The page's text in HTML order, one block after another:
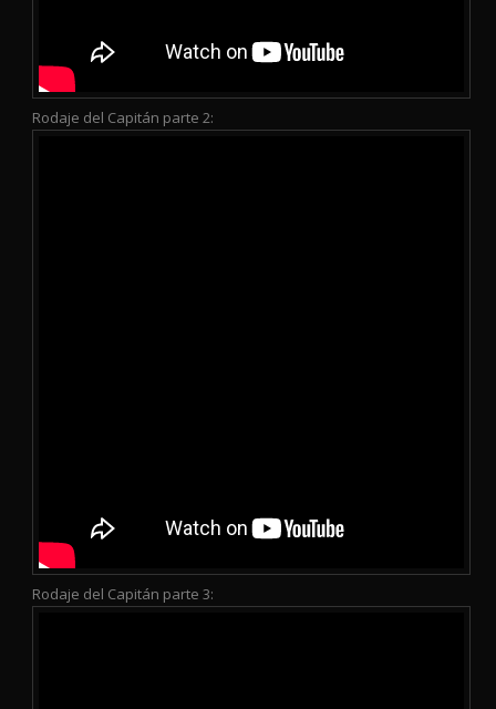
Rodaje del Capitán parte 2:
Rodaje del Capitán parte 3: